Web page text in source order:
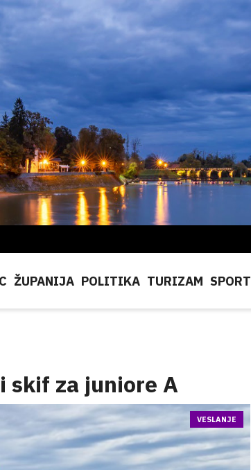
ŽUPANIJA POLITIKA TURIZAM SPORT
skif za juniore A
VESLANJE